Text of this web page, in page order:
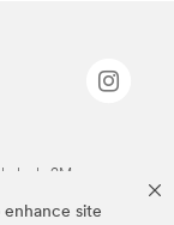
site
da 3M.